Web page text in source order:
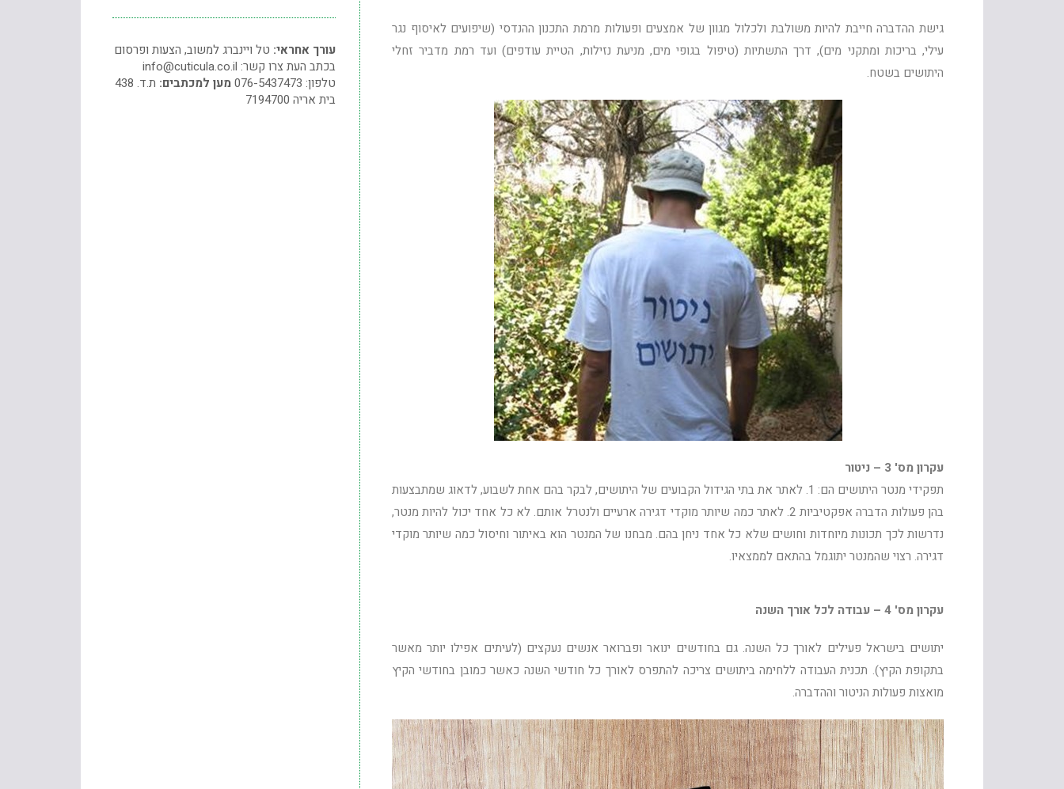
גישת ההדברה חייבת להיות משולבת ולכלול מגוון של אמצעים ופעולות מרמת התכנון ההנדסי (שיפועים לאיסוף נגר
עילי, בריכות ומתקני מים), דרך התשתיות (טיפול בגופי מים, מניעת נזילות, הטיית עודפים) ועד רמת מדביר זחלי
היתושים בשטח.
עקרון מס' 3 – ניטור
תפקידי מנטר היתושים הם: 1. לאתר את בתי הגידול הקבועים של היתושים, לבקר בהם אחת לשבוע, לדאוג שמתבצעות
בהן פעולות הדברה אפקטיביות 2. לאתר כמה שיותר מוקדי דגירה ארעיים ולנטרל אותם. לא כל אחד יכול להיות מנטר,
נדרשות לכך תכונות מיוחדות וחושים שלא כל אחד ניחן בהם. מבחנו של המנטר הוא באיתור וחיסול כמה שיותר מוקדי
דגירה. רצוי שהמנטר יתוגמל בהתאם לממצאיו.
עקרון מס' 4 – עבודה לכל אורך השנה
יתושים בישראל פעילים לאורך כל השנה. גם בחודשים ינואר ופברואר אנשים נעקצים (לעיתים אפילו יותר מאשר
בתקופת הקיץ). תכנית העבודה ללחימה ביתושים צריכה להתפרס לאורך כל חודשי השנה כאשר כמובן בחודשי הקיץ
מואצות פעולות הניטור וההדברה.
עורך אחראי: טל ויינברג למשוב, הצעות ופרסום
בכתב העת צרו קשר: info@cuticula.co.il
טלפון: 076-5437473
מען למכתבים:
ת.ד. 438
בית אריה 7194700